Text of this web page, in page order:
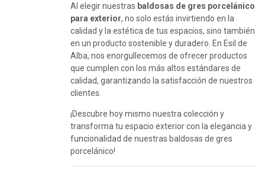
Al elegir nuestras baldosas de gres porcelánico
para exterior, no solo estás invirtiendo en la
calidad y la estética de tus espacios, sino también
en un producto sostenible y duradero. En Esil de
Alba, nos enorgullecemos de ofrecer productos
que cumplen con los más altos estándares de
calidad, garantizando la satisfacción de nuestros
clientes.
¡Descubre hoy mismo nuestra colección y
transforma tu espacio exterior con la elegancia y
funcionalidad de nuestras baldosas de gres
porcelánico!